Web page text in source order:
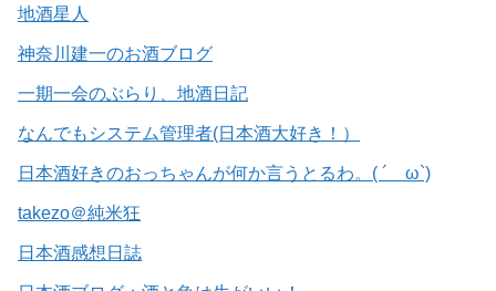
地酒星人
神奈川建一のお酒ブログ
一期一会のぶらり、地酒日記
なんでもシステム管理者(日本酒大好き！）
日本酒好きのおっちゃんが何か言うとるわ。( ´ ω`)
takezo＠純米狂
日本酒感想日誌